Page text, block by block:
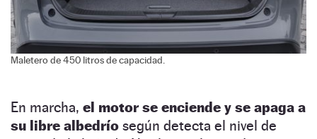
Maletero de 450 litros de capacidad.
En marcha, el motor se enciende y se apaga a
su libre albedrío según detecta el nivel de